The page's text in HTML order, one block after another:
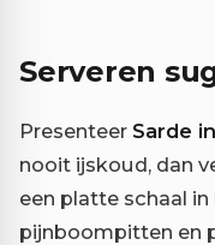
Serveren
Presenteer Sarde
nooit ijskoud, dan
een platte schaal
pijnboompitten en